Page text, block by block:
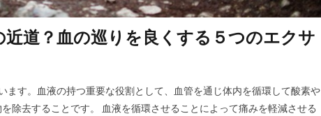
近道？血の巡りを良くする５つのエクサ
ます。血液の持つ重要な役割として、血管を通じ体内を循環して酸素や
除去することです。 血液を循環させることによって痛みを軽減させる